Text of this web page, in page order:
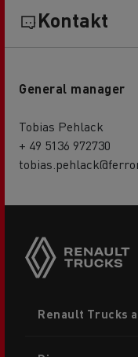
Kontakt
General manager
Tobias Pehlack
+ 49 5136 972730
menu
Renault Trucks